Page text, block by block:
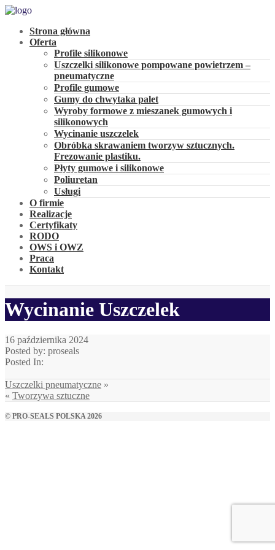
Strona główna
Oferta
Profile silikonowe
Uszczelki silikonowe pompowane powietrzem –
pneumatyczne
Profile gumowe
Gumy do chwytaka palet
Wyroby formowe z mieszanek gumowych i
silikonowych
Wycinanie uszczelek
Obróbka skrawaniem tworzyw sztucznych.
Frezowanie plastiku.
Płyty gumowe i silikonowe
Poliuretan
Usługi
O firmie
Realizacje
Certyfikaty
RODO
OWS i OWZ
Praca
Kontakt
Wycinanie Uszczelek
16 października 2024
Posted by: proseals
Posted In:
Uszczelki pneumatyczne »
« Tworzywa sztuczne
© PRO-SEALS POLSKA 2026